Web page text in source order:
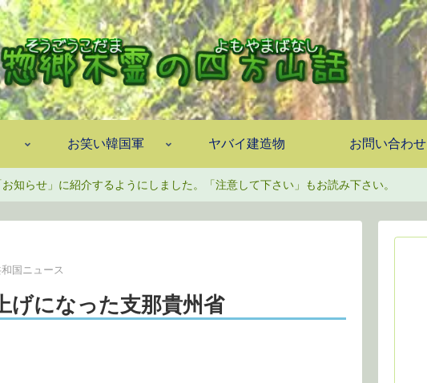
お笑い韓国軍 ヤバイ建造物 お問い合わせ
知らせ」に紹介するようにしました。「注意して下さい」もお読み下さい。
国ニュース
げになった支那貴州省